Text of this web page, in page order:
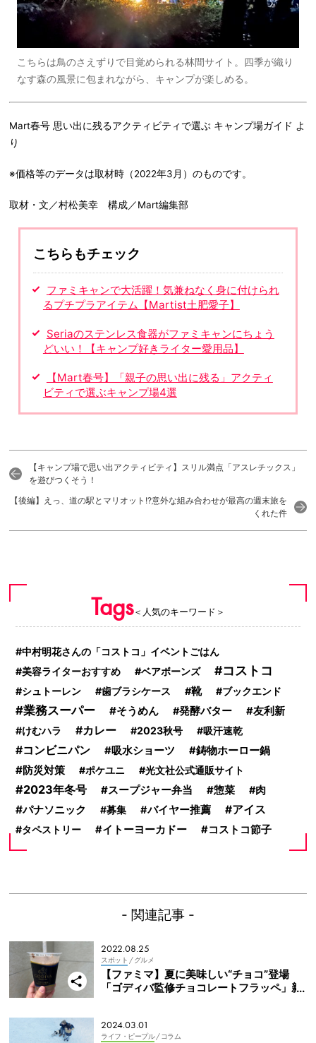
こちらは鳥のさえずりで目覚められる林間サイト。四季が織り
なす森の風景に包まれながら、キャンプが楽しめる。
Mart春号 思い出に残るアクティビティで選ぶ キャンプ場ガイド よ
り
※価格等のデータは取材時（2022年3月）のものです。
取材・文／村松美幸 構成／Mart編集部
こちらもチェック
ファミキャンで大活躍！気兼ねなく身に付けられ
るプチプラアイテム【Martist土肥愛子】
Seriaのステンレス食器がファミキャンにちょう
どいい！【キャンプ好きライター愛用品】
【Mart春号】「親子の思い出に残る」アクティ
ビティで選ぶキャンプ場4選
【キャンプ場で思い出アクティビティ】スリル満点「アスレチックス」
を遊びつくそう！
【後編】えっ、道の駅とマリオット!?意外な組み合わせが最高の週末旅を
くれた件
Tags＜人気のキーワード＞
中村明花さんの「コストコ」イベントごはん
美容ライターおすすめ
ベアボーンズ コストコ
シュトーレン 歯ブラシケース 靴 ブックエンド
業務スーパー そうめん 発酵バター 友利新
けむハラ カレー 2023秋号 吸汗速乾
コンビニパン 吸水ショーツ 鋳物ホーロー鍋
防災対策 ポケユニ 光文社公式通販サイト
2023年冬号 スープジャー弁当 惣菜 肉
パナソニック 募集 バイヤー推薦 アイス
タペストリー イトーヨーカドー コストコ節子
- 関連記事 -
2022.08.25
スポット / グルメ
【ファミマ】夏に美味しい“チョコ”登場
「ゴディバ監修チョコレートフラッペ」新
2024.03.01
ライフ・ピープル / コラム